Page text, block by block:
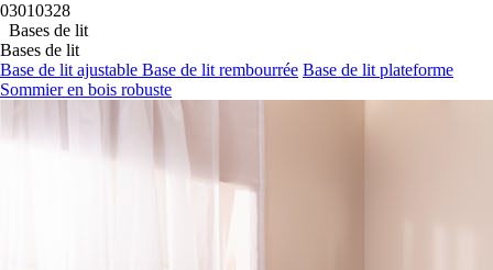
03010326
Bases de lit
Bases de lit
Base de lit ajustable Base de lit rembourrée Base de lit plateforme
Sommier en bois robuste